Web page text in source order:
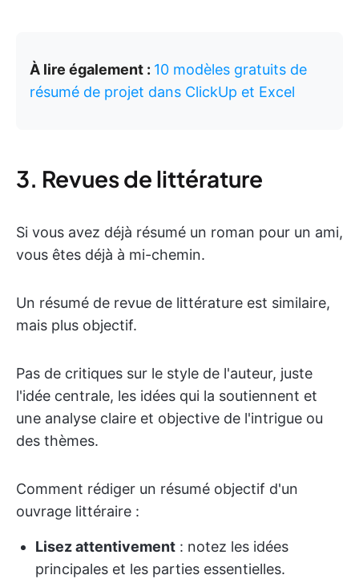
À lire également : 10 modèles gratuits de
résumé de projet dans ClickUp et Excel
3. Revues de littérature
Si vous avez déjà résumé un roman pour un ami,
vous êtes déjà à mi-chemin.
Un résumé de revue de littérature est similaire,
mais plus objectif.
Pas de critiques sur le style de l'auteur, juste
l'idée centrale, les idées qui la soutiennent et
une analyse claire et objective de l'intrigue ou
des thèmes.
Comment rédiger un résumé objectif d'un
ouvrage littéraire :
Lisez attentivement : notez les idées
principales et les parties essentielles.